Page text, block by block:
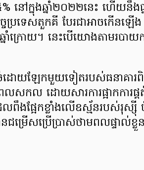
នៅក្នុងឆ្នាំ២០២២នេះ ហើយនឹងធ្
រទេសតួកគី បែរជាអាចកើនឡើង
ាំក្រោយ។ នេះបើយោងតាមរបា
ដោយឡែកមួយទៀតរបស់ធនាគា
សកល ដោយសារការផ្អាកការផ្
ផ្អែកខ្លាំងលើឧស្ម័នរបស់រុស្ស៊ី ប៉ុ
ជម្រើសប្រើប្រាស់ថាមពលផ្ទាល់